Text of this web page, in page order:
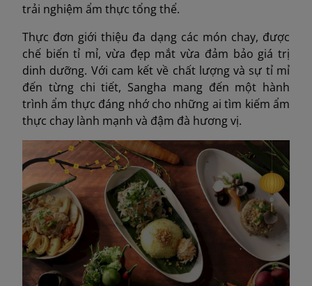
trải nghiệm ẩm thực tổng thể.
Thực đơn giới thiệu đa dạng các món chay, được
chế biến tỉ mỉ, vừa đẹp mắt vừa đảm bảo giá trị
dinh dưỡng. Với cam kết về chất lượng và sự tỉ mỉ
đến từng chi tiết, Sangha mang đến một hành
trình ẩm thực đáng nhớ cho những ai tìm kiếm ẩm
thực chay lành mạnh và đậm đà hương vị.